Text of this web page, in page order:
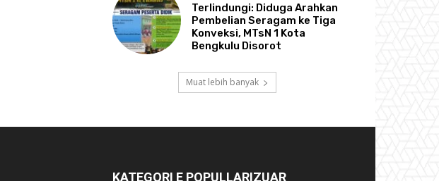
Terlindungi: Diduga Arahkan
Pembelian Seragam ke Tiga
Konveksi, MTsN 1 Kota
Bengkulu Disorot
Muat lebih banyak
KATEGORI E POPULLARIZUAR